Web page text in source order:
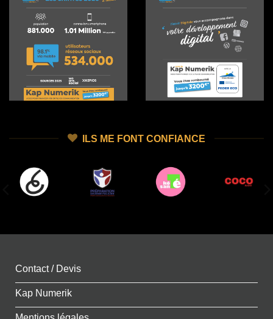
ILS ME FONT CONFIANCE
Contact / Devis
Kap Numerik